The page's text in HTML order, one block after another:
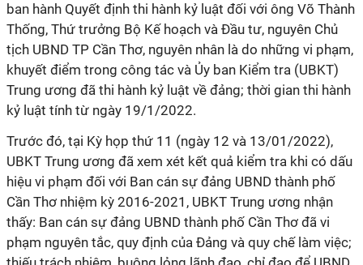
ban hành Quyết định thi hành kỷ luật đối với ông Võ Thành
Thống, Thứ trưởng Bộ Kế hoạch và Đầu tư, nguyên Chủ
tịch UBND TP Cần Thơ, nguyên nhân là do những vi phạm,
khuyết điểm trong công tác và Ủy ban Kiểm tra (UBKT)
Trung ương đã thi hành kỷ luật về đảng; thời gian thi hành
kỷ luật tính từ ngày 19/1/2022.
Trước đó, tại Kỳ họp thứ 11 (ngày 12 và 13/01/2022),
UBKT Trung ương đã xem xét kết quả kiểm tra khi có dấu
hiệu vi phạm đối với Ban cán sự đảng UBND thành phố
Cần Thơ nhiệm kỳ 2016-2021, UBKT Trung ương nhận
thấy: Ban cán sự đảng UBND thành phố Cần Thơ đã vi
phạm nguyên tắc, quy định của Đảng và quy chế làm việc;